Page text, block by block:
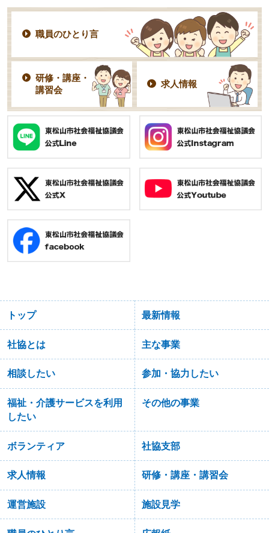
職員のひとり言
研修・講座・
講習会
求人情報
トップ 最新情報
社協とは 主な事業
相談したい 参加・協力したい
福祉・介護サービスを利用
したい
その他の事業
ボランティア 社協支部
求人情報 研修・講座・講習会
運営施設 施設見学